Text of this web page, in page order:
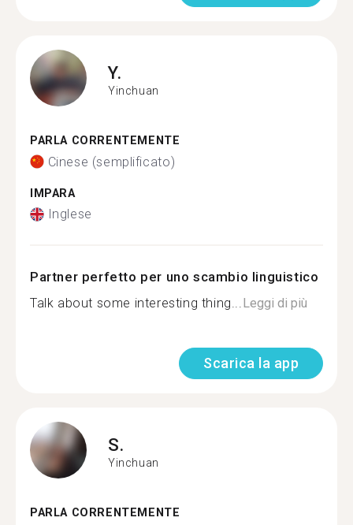
Y.
Yinchuan
PARLA CORRENTEMENTE
Cinese (semplificato)
IMPARA
Inglese
Partner perfetto per uno scambio linguistico
Talk about some interesting thing...Leggi di più
Scarica la app
S.
Yinchuan
PARLA CORRENTEMENTE